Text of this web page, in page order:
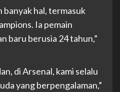
banyak hal, termasuk
Ia pemain
baru berusia 24 tahun,”
di Arsenal, kami selalu
yang berpengalaman,”